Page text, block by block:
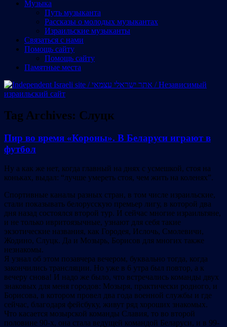
Музыка
Путь музыканта
Рассказы о молодых музыкантах
Израильские музыканты
Cвязаться с нами
Помощь сайту
Помощь сайту
Памятные места
Tag Archives: Слуцк
Пир во время «Короны». В Беларуси играют в
футбол
Ну а как же нет, когда главный на днях с усмешкой, стоя на
коньках, выдал: “лучше умереть стоя, чем жить на коленях”.
Спортивные каналы разных стран, в том числе израильские,
стали показывать белорусскую премьер лигу, в которой два
дня назад состоялся второй тур. И сейчас многие израильтяне,
и не только ивритоязычные, узнают для себя такие
экзотические названия, как Городея, Ислочь, Смолевичи,
Жодино, Слуцк. Да и Мозырь, Борисов для многих также
незнакомы.
Я узнал об этом позавчера вечером, буквально тогда, когда
закончились трансляции. Но уже в 6 утра был повтор, а к
вечеру снова! И надо же было, что встречались команды двух
знаковых для меня городов: Мозыря, практически родного, и
Борисова, в котором провел два года военной службы и где
сейчас, благодаря фейсбуку, живут ряд хороших знакомых.
Что касается мозырской команды Славия, то во второй
половине 90-х, она стала ведущей командой Беларуси, и в 99-